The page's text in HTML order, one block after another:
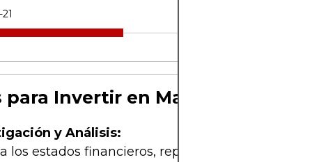
para Invertir en Mallplaza
y Análisis:
los estados financieros, reportes anuales y